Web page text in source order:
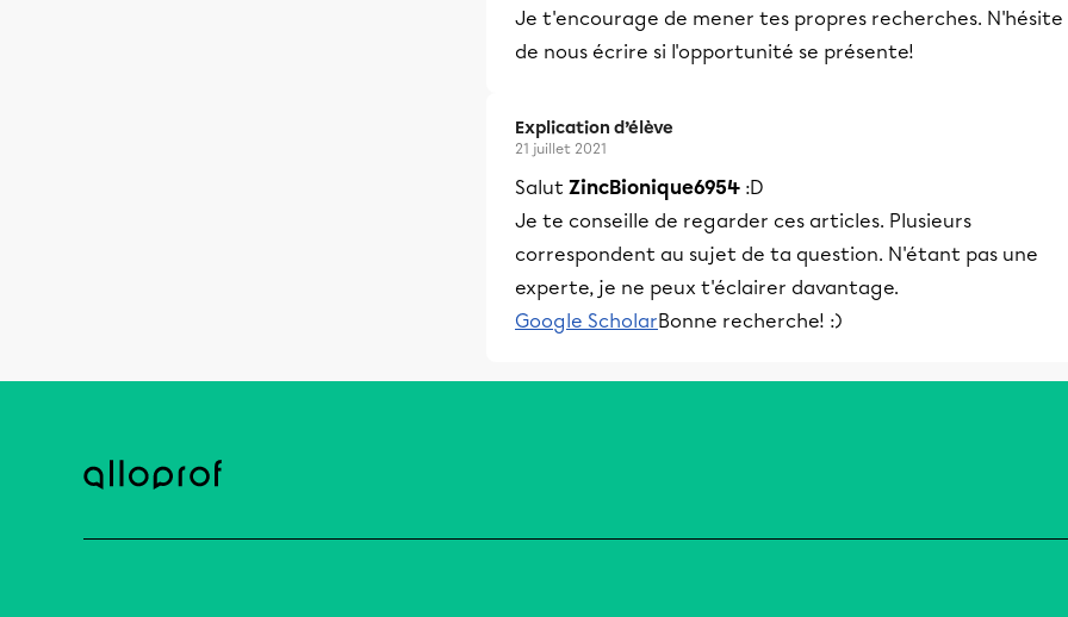
Je t'encourage de mener tes propres recherches. N'hésite
de nous écrire si l'opportunité se présente!
Explication d’élève
21 juillet 2021
Salut ZincBionique6954 :D
Je te conseille de regarder ces articles. Plusieurs
correspondent au sujet de ta question. N'étant pas une
experte, je ne peux t'éclairer davantage.
Google ScholarBonne recherche! :)